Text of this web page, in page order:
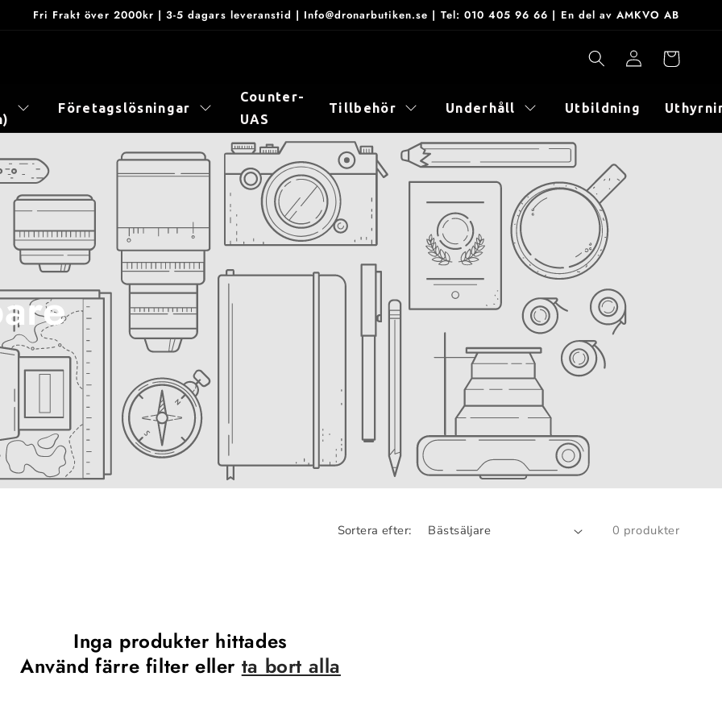
Fri Frakt över 2000kr | 3-5 dagars leveranstid | Info@dronarbutiken.se | Tel: 010 405 96 66 | En del av AMKVO AB
Företagslösningar
Counter-
UAS
Tillbehör Underhåll Utbildning
Logga
Varukorg
Sortera efter: 0 produkter
Inga produkter hittades
Använd färre filter eller ta bort alla